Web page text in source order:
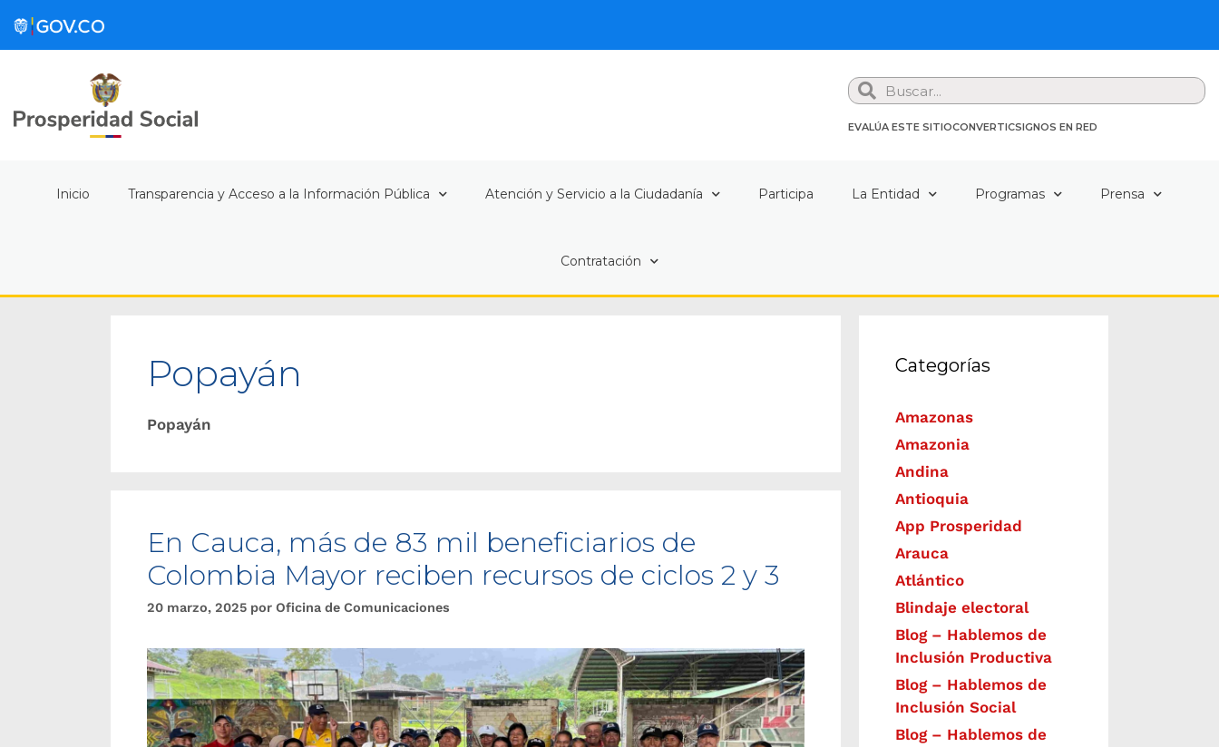
Search
EVALÚA ESTE SITIOCONVERTICSIGNOS EN RED
Inicio Transparencia y Acceso a la Información Pública Atención y Servicio a la Ciudadanía Participa La Entidad Programas Prensa
Contratación
Popayán
Popayán
En Cauca, más de 83 mil beneficiarios de
Colombia Mayor reciben recursos de ciclos 2 y 3
20 marzo, 2025 por Oficina de Comunicaciones
Categorías
Amazonas
Amazonia
Andina
Antioquia
App Prosperidad
Arauca
Atlántico
Blindaje electoral
Blog – Hablemos de
Inclusión Productiva
Blog – Hablemos de
Inclusión Social
Blog – Hablemos de